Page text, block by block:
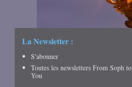
La Newsletter :
S'abonner
Toutes les newsletters From Soph to
You